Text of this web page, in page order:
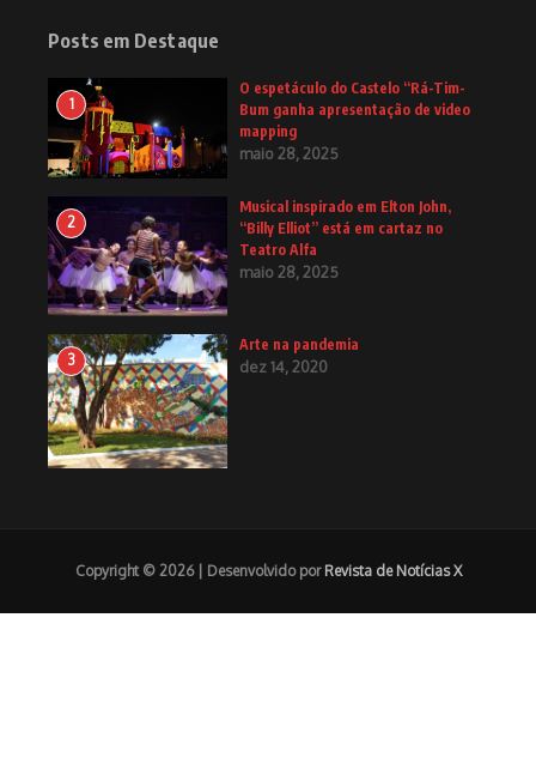
Posts em Destaque
1
O espetáculo do Castelo “Rá-Tim-
Bum ganha apresentação de video
mapping
maio 28, 2025
2
Musical inspirado em Elton John,
“Billy Elliot” está em cartaz no
Teatro Alfa
maio 28, 2025
3
Arte na pandemia
dez 14, 2020
Copyright © 2026 | Desenvolvido por Revista de Notícias X